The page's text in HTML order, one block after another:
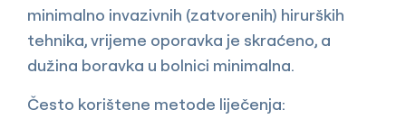
minimalno invazivnih (zatvorenih) hirurških
tehnika, vrijeme oporavka je skraćeno, a
dužina boravka u bolnici minimalna.
Često korištene metode liječenja: